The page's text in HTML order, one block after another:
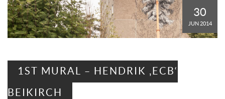
30
JUN 2014
1ST MURAL – HENDRIK ‚ECB‘
BEIKIRCH